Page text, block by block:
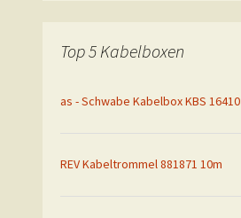
Top 5 Kabelboxen
as - Schwabe Kabelbox KBS 16410
REV Kabeltrommel 881871 10m